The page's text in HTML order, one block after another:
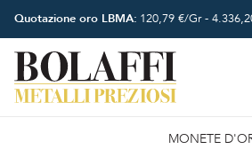
Quotazione oro LBMA: 120,79 €/Gr -
MONETE